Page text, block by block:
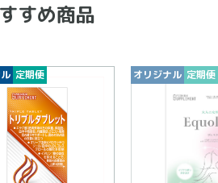
すめ商品
定期便 オリジナル 定期便